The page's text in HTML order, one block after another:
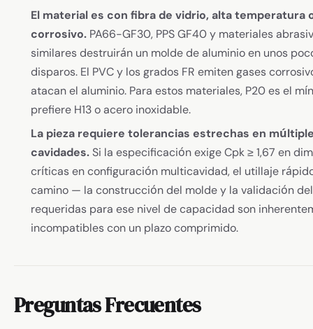
El material es con fibra de vidrio, alta temperatura
corrosivo. PA66-GF30, PPS GF40 y materiales
similares destruirán un molde de aluminio en unos
disparos. El PVC y los grados FR emiten gases
atacan el aluminio. Para estos materiales, P20 es el
prefiere H13 o acero inoxidable.
La pieza requiere tolerancias estrechas en
cavidades.Si la especificación exige Cpk ≥ 1,67 en
críticas en configuración multicavidad, el utillaje
camino — la construcción del molde y la validación
requeridas para ese nivel de capacidad son
incompatibles con un plazo comprimido.
Preguntas Frecuentes